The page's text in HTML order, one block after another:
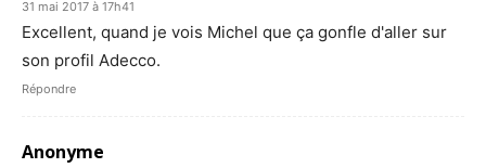
31 mai 2017 à 17h41
Excellent, quand je vois Michel que ça gonfle d'aller sur
son profil Adecco.
Répondre
Anonyme